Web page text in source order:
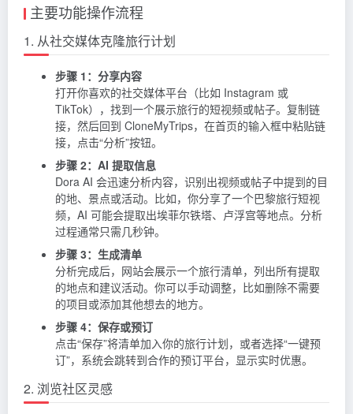
主要功能操作流程
1. 从社交媒体克隆旅行计划
步骤 1：分享内容
打开你喜欢的社交媒体平台（比如 Instagram 或
TikTok），找到一个展示旅行的短视频或帖子。复制链
接，然后回到 CloneMyTrips，在首页的输入框中粘贴链
接，点击“分析”按钮。
步骤 2：AI 提取信息
Dora AI 会迅速分析内容，识别出视频或帖子中提到的目
的地、景点或活动。比如，你分享了一个巴黎旅行短视
频，AI 可能会提取出埃菲尔铁塔、卢浮宫等地点。分析
过程通常只需几秒钟。
步骤 3：生成清单
分析完成后，网站会展示一个旅行清单，列出所有提取
的地点和建议活动。你可以手动调整，比如删除不需要
的项目或添加其他想去的地方。
步骤 4：保存或预订
点击“保存”将清单加入你的旅行计划，或者选择“一键预
订”，系统会跳转到合作的预订平台，显示实时优惠。
2. 浏览社区灵感